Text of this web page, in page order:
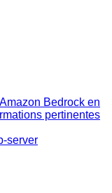
Bedrock en
pertinentes
server